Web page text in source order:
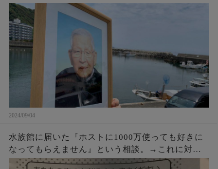
い・・・
2024/09/04
水族館に届いた『ホストに1000万使っても好きに
なってもらえません』という相談。→これに対す
るクラゲ担当の飼育員からの回答が素晴らしすぎ